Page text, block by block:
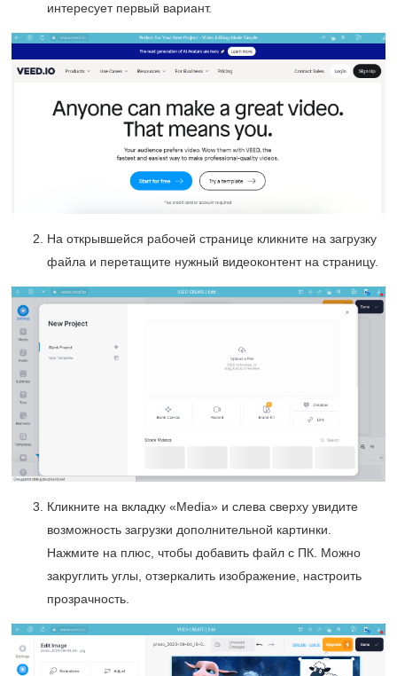
интересует первый вариант.
На открывшейся рабочей странице кликните на загрузку
файла и перетащите нужный видеоконтент на страницу.
Кликните на вкладку «Media» и слева сверху увидите
возможность загрузки дополнительной картинки.
Нажмите на плюс, чтобы добавить файл с ПК. Можно
закруглить углы, отзеркалить изображение, настроить
прозрачность.